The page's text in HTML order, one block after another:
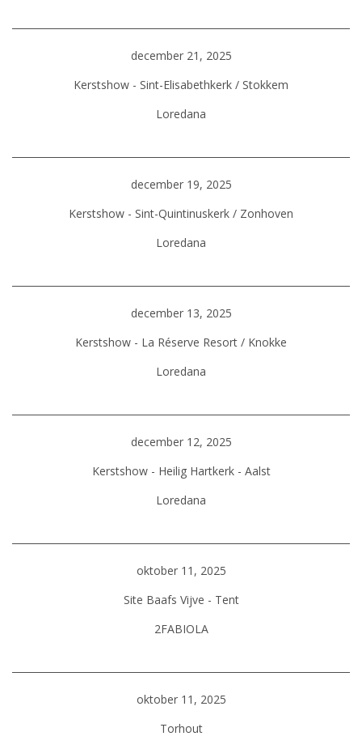
december 21, 2025
Kerstshow - Sint-Elisabethkerk / Stokkem
Loredana
december 19, 2025
Kerstshow - Sint-Quintinuskerk / Zonhoven
Loredana
december 13, 2025
Kerstshow - La Réserve Resort / Knokke
Loredana
december 12, 2025
Kerstshow - Heilig Hartkerk - Aalst
Loredana
oktober 11, 2025
Site Baafs Vijve - Tent
2FABIOLA
oktober 11, 2025
Torhout